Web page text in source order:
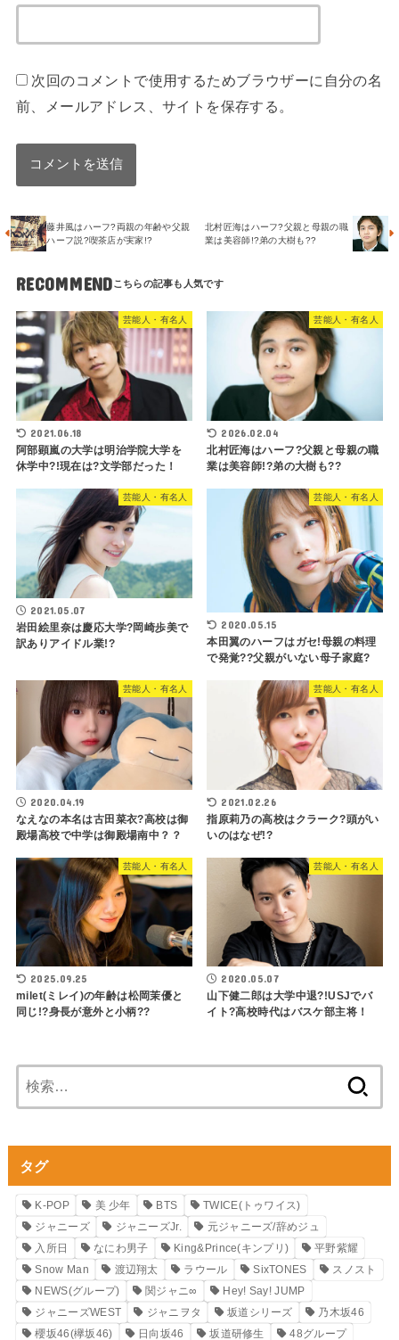
次回のコメントで使用するためブラウザーに自分の名
前、メールアドレス、サイトを保存する。
藤井風はハーフ?両親の年齢や父親
ハーフ説?喫茶店が実家!?
北村匠海はハーフ?父親と母親の職
業は美容師!?弟の大樹も??
RECOMMEND
芸能人・有名人
2021.06.18
阿部顕嵐の大学は明治学院大学を
休学中?!現在は?文学部だった！
芸能人・有名人
2026.02.04
北村匠海はハーフ?父親と母親の職
業は美容師!?弟の大樹も??
芸能人・有名人
2021.05.07
岩田絵里奈は慶応大学?岡崎歩美で
訳ありアイドル業!?
芸能人・有名人
2020.05.15
本田翼のハーフはガセ!母親の料理
で発覚??父親がいない母子家庭?
芸能人・有名人
2020.04.19
なえなの本名は古田菜衣?高校は御
殿場高校で中学は御殿場南中？？
芸能人・有名人
2021.02.26
指原莉乃の高校はクラーク?頭がい
いのはなぜ!?
芸能人・有名人
2025.09.25
milet(ミレイ)の年齢は松岡茉優と
同じ!?身長が意外と小柄??
芸能人・有名人
2020.05.07
山下健二郎は大学中退?!USJでバ
イト?高校時代はバスケ部主将！
索:
タグ
K-POP 美 少年 BTS
TWICE(トゥワイス)
ジャニーズ
ジャニーズJr.
元ジャニーズ/辞めジュ
入所日
なにわ男子 King&Prince(キンプリ)
平野紫耀
Snow Man
渡辺翔太 ラウール SixTONES
スノスト
NEWS(グループ)
関ジャニ∞
Hey! Say! JUMP
ジャニーズWEST
ジャニヲタ 坂道シリーズ
乃木坂46
櫻坂46(欅坂46)
日向坂46 坂道研修生 48グループ